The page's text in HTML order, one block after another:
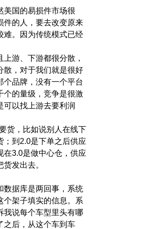
美国的易损件市场很
件的人，要去改变原来
难。因为传统模式已经
游、下游都很分散，
散，对于我们就是很好
个品牌，没有一个平台
个的量级，竞争是很激
可以找上游去要利润
货，比如说别人在线下
；到2.0是下单之后供应
在3.0是做中心仓，供应
发出去。
数据库是两回事，系统
个架子填实的信息。系
我说每个车型里头有哪
之后，从这个车到车